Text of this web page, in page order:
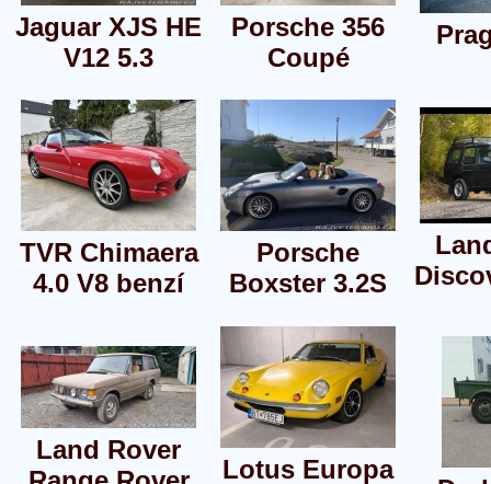
Jaguar XJS HE
V12 5.3
Porsche 356
Coupé
TVR Chimaera
4.0 V8 benzí
Porsche
Boxster 3.2S
Land Rover
Lotus Europa